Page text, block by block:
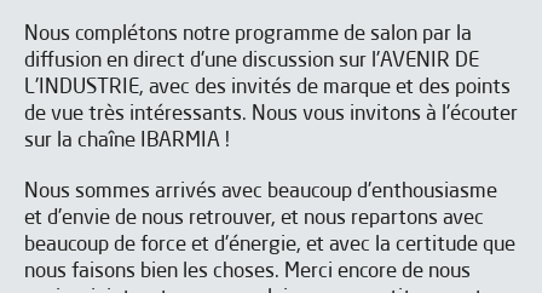
Nous complétons notre programme de salon par la
diffusion en direct d'une discussion sur l'AVENIR DE
L'INDUSTRIE, avec des invités de marque et des points
de vue très intéressants. Nous vous invitons à l'écouter
sur la chaîne IBARMIA !
Nous sommes arrivés avec beaucoup d'enthousiasme
et d'envie de nous retrouver, et nous repartons avec
beaucoup de force et d'énergie, et avec la certitude que
nous faisons bien les choses. Merci encore de nous
J'ai lu et j'accepte les Aviso legaly la Política de privacidad
*